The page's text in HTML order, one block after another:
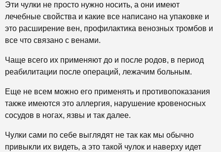
Эти чулки не просто нужно носить, а они имеют
лечебные свойства и какие все написано на упаковке и
это расширение вен, профилактика венозных тромбов и
все что связано с венами.
Чаще всего их применяют до и после родов, в период
реабилитации после операций, лежачим больным.
Еще не всем можно его применять и противопоказания
также имеются это аллергия, нарушение кровеносных
сосудов в ногах, язвы и так далее.
Чулки сами по себе выглядят не так как мы обычно
привыкли их видеть, а это такой чулок и наверху идет